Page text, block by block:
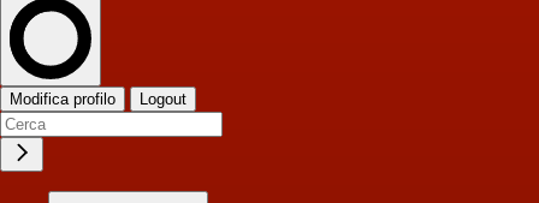
Modifica profilo Logout